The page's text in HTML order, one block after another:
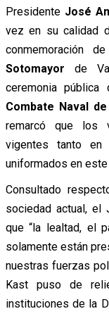
Presidente José
vez en su calidad
conmemoración
Sotomayor de
ceremonia
Combate Naval
remarcó que los
vigentes tanto
uniformados en este
Consultado
sociedad actual, el
que “la lealtad, el
solamente están
nuestras fuerzas
Kast puso de
instituciones de la